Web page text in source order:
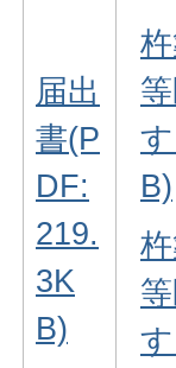
届出
書(P
DF:
219.
3K
B)
B)